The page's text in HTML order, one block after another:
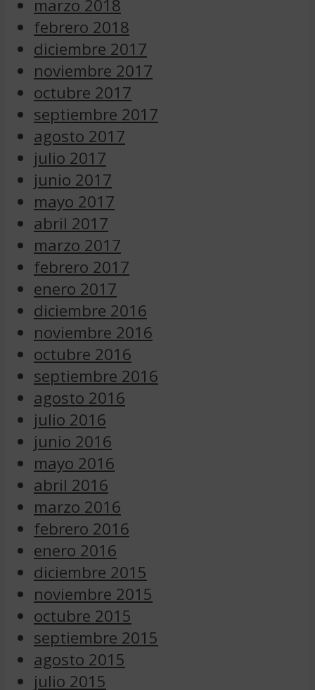
marzo 2018
febrero 2018
diciembre 2017
noviembre 2017
octubre 2017
septiembre 2017
agosto 2017
julio 2017
junio 2017
mayo 2017
abril 2017
marzo 2017
febrero 2017
enero 2017
diciembre 2016
noviembre 2016
octubre 2016
septiembre 2016
agosto 2016
julio 2016
junio 2016
mayo 2016
abril 2016
marzo 2016
febrero 2016
enero 2016
diciembre 2015
noviembre 2015
octubre 2015
septiembre 2015
agosto 2015
julio 2015